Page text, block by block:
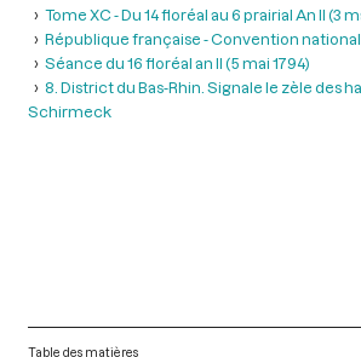
Tome XC - Du 14 floréal au 6 prairial An II (3
République française - Convention
Séance du 16 floréal an II (5 mai 1794)
8. District du Bas-Rhin. Signale le zèle des
Schirmeck
Table des matières